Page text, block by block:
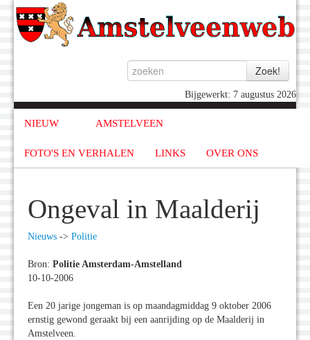
Bijgewerkt: 7 augustus 2026
NIEUW AMSTELVEEN
FOTO'S EN VERHALEN LINKS OVER ONS
Ongeval in Maalderij
Nieuws -> Politie
Bron: Politie Amsterdam-Amstelland
10-10-2006
Een 20 jarige jongeman is op maandagmiddag 9 oktober 2006
ernstig gewond geraakt bij een aanrijding op de Maalderij in
Amstelveen.